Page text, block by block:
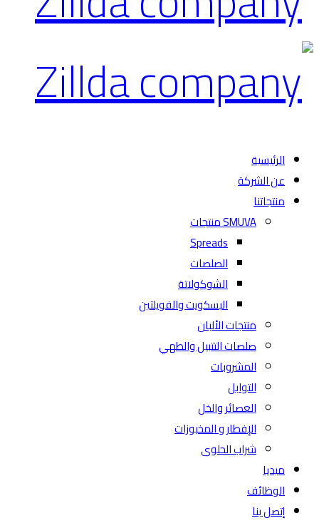
الرئيسية
عن الشركة
منتجاتنا
SMUVA منتجات
Spreads
الصلصات
الشوكولاتة
البسكويت والفويلتين
منتجات الألبان
صلصات التتبيل والطهي
المشروبات
التوابل
العصائر والخل
الإفطار و المخبوزات
شراب الحلوى
ميديا
الوظائف
إتصل بنا